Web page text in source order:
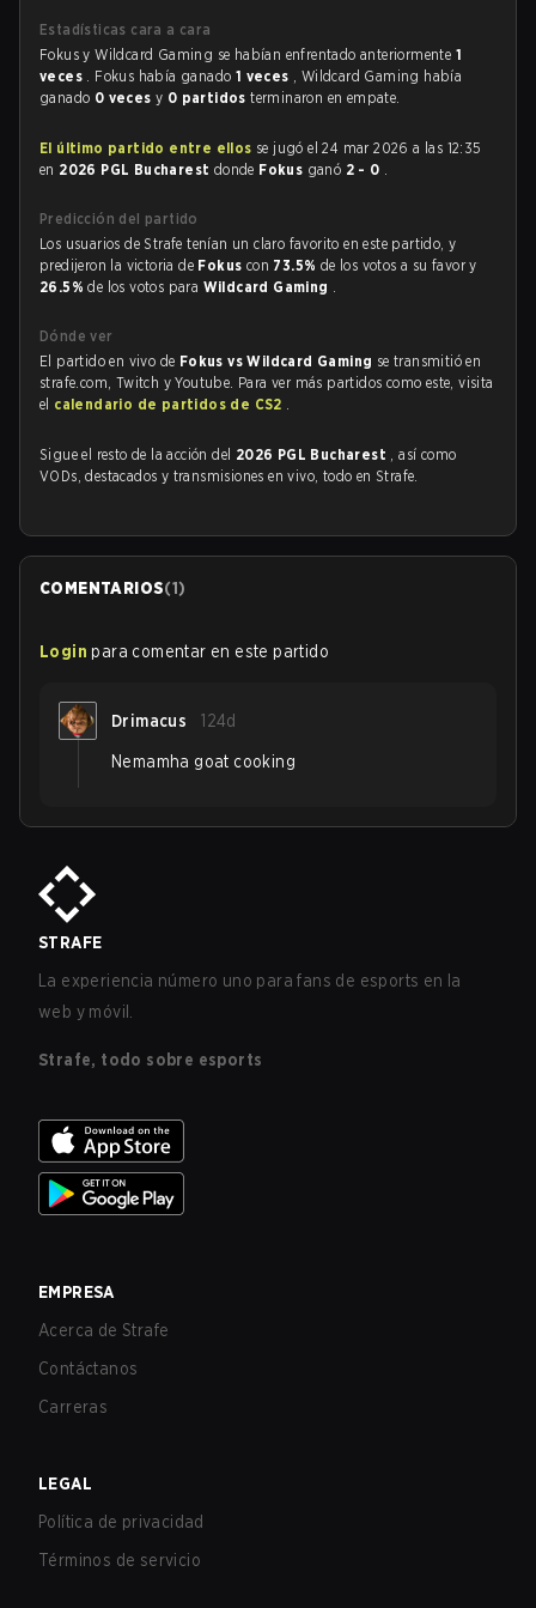
Estadísticas cara a cara
Fokus y Wildcard Gaming se habían enfrentado anteriormente 1
veces . Fokus había ganado 1 veces , Wildcard Gaming había
ganado 0 vecesy 0 partidosterminaron en empate.
El último partido entre ellos se jugó el 24 mar 2026 a las 12:35
en 2026 PGL Bucharest donde Fokus ganó 2 - 0 .
Predicción del partido
Los usuarios de Strafe tenían un claro favorito en este partido, y
predijeron la victoria de Fokus con 73.5% de los votos a su favor y
26.5%de los votos para Wildcard Gaming .
Dónde ver
El partido en vivo de Fokus vs Wildcard Gaming se transmitió en
strafe.com, Twitch y Youtube. Para ver más partidos como este, visita
el calendario de partidos de CS2 .
Sigue el resto de la acción del 2026 PGL Bucharest , así como
VODs, destacados y transmisiones en vivo, todo en Strafe.
COMENTARIOS(1)
Login para comentar en este partido
Drimacus 124d
Nemamha goat cooking
STRAFE
La experiencia número uno para fans de esports en la
web y móvil.
Strafe, todo sobre esports
EMPRESA
Acerca de Strafe
Contáctanos
Carreras
LEGAL
Política de privacidad
Términos de servicio